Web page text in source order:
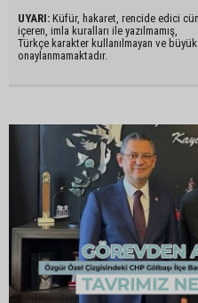
UYARI: Küfür, hakaret, rencide edici
içeren, imla kuralları ile yazılmamış,
Türkçe karakter kullanılmayan ve
onaylanmamaktadır.